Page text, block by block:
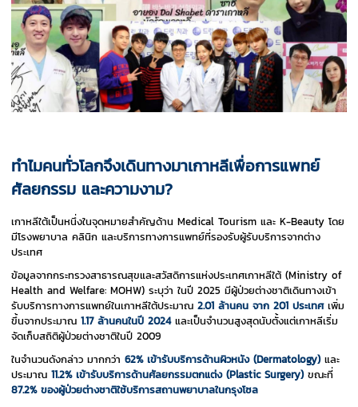
ทำไมคนทั่วโลกจึงเดินทางมาเกาหลีเพื่อการแพทย์
ศัลยกรรม และความงาม?
เกาหลีใต้เป็นหนึ่งในจุดหมายสำคัญด้าน Medical Tourism และ K-Beauty โดย
มีโรงพยาบาล คลินิก และบริการทางการแพทย์ที่รองรับผู้รับบริการจากต่าง
ประเทศ
ข้อมูลจากกระทรวงสาธารณสุขและสวัสดิการแห่งประเทศเกาหลีใต้ (Ministry of
Health and Welfare: MOHW) ระบุว่า ในปี 2025 มีผู้ป่วยต่างชาติเดินทางเข้า
รับบริการทางการแพทย์ในเกาหลีใต้ประมาณ2.01 ล้านคน จาก 201 ประเทศเพิ่ม
ขึ้นจากประมาณ 1.17 ล้านคนในปี 2024และเป็นจำนวนสูงสุดนับตั้งแต่เกาหลีเริ่ม
จัดเก็บสถิติผู้ป่วยต่างชาติในปี 2009
ในจำนวนดังกล่าว มากกว่า 62% เข้ารับบริการด้านผิวหนัง (Dermatology) และ
ประมาณ 11.2% เข้ารับบริการด้านศัลยกรรมตกแต่ง (Plastic Surgery) ขณะที่
87.2% ของผู้ป่วยต่างชาติใช้บริการสถานพยาบาลในกรุงโซล